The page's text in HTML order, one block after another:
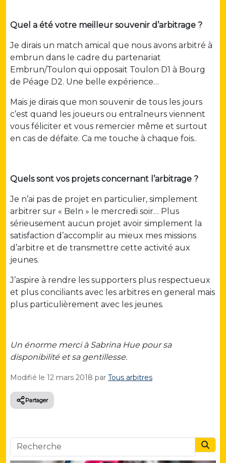
Quel a été votre meilleur souvenir d’arbitrage ?
Je dirais un match amical que nous avons arbitré à
embrun dans le cadre du partenariat
Embrun/Toulon qui opposait Toulon D1 à Bourg
de Péage D2. Une belle expérience…
Mais je dirais que mon souvenir de tous les jours
c’est quand les joueurs ou entraîneurs viennent
vous féliciter et vous remercier même et surtout
en cas de défaite. Ca me touche à chaque fois..
Quels sont vos projets concernant l’arbitrage ?
Je n’ai pas de projet en particulier, simplement
arbitrer sur « BeIn » le mercredi soir… Plus
sérieusement aucun projet avoir simplement la
satisfaction d’accomplir au mieux mes missions
d’arbitre et de transmettre cette activité aux
jeunes.
J’aspire à rendre les supporters plus respectueux
et plus conciliants avec les arbitres en general mais
plus particulièrement avec les jeunes.
Un énorme merci à Sabrina Hue pour sa
disponibilité et sa gentillesse.
Modifié le 12 mars 2018 par Tous arbitres
Partager